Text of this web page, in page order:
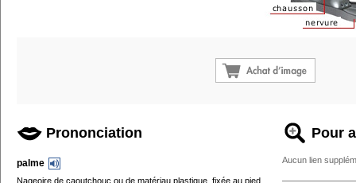
Prononciation
palme
Nageoire de caoutchouc ou de matériau plastique, fixée au pied,
Pour
Aucun lien